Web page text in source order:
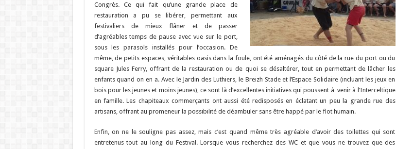
Congrès. Ce qui fait qu’une grande place de
restauration a pu se libérer, permettant aux
festivaliers de mieux flâner et de passer
d’agréables temps de pause avec vue sur le port,
sous les parasols installés pour l’occasion. De
même, de petits espaces, véritables oasis dans la foule, ont été aménagés du côté de la rue du port ou du
square Jules Ferry, offrant de la restauration ou de quoi se désaltérer, tout en permettant de lâcher les
enfants quand on en a. Avec le Jardin des Luthiers, le Breizh Stade et l’Espace Solidaire (incluant les jeux en
bois pour les jeunes et moins jeunes), ce sont là d’excellentes initiatives qui poussent à venir à l’Interceltique
en famille. Les chapiteaux commerçants ont aussi été redisposés en éclatant un peu la grande rue des
artisans, offrant au promeneur la possibilité de déambuler sans être happé par le flot humain.
Enfin, on ne le souligne pas assez, mais c’est quand même très agréable d’avoir des toilettes qui sont
entretenus tout au long du Festival. Lorsque vous recherchez des WC et que vous ne trouvez que des